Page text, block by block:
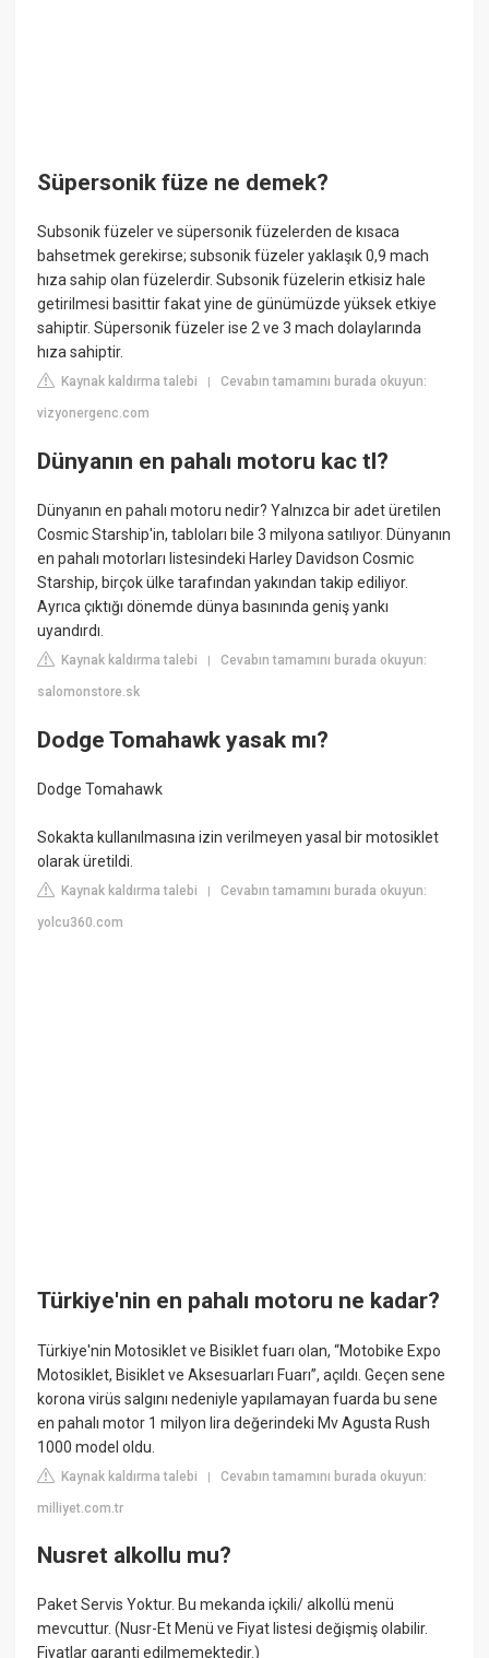
Süpersonik füze ne demek?
Subsonik füzeler ve süpersonik füzelerden de kısaca
bahsetmek gerekirse; subsonik füzeler yaklaşık 0,9 mach
hıza sahip olan füzelerdir. Subsonik füzelerin etkisiz hale
getirilmesi basittir fakat yine de günümüzde yüksek etkiye
sahiptir. Süpersonik füzeler ise 2 ve 3 mach dolaylarında
hıza sahiptir.
Kaynak kaldırma talebi |Cevabın tamamını burada okuyun:
vizyonergenc.com
Dünyanın en pahalı motoru kac tl?
Dünyanın en pahalı motoru nedir? Yalnızca bir adet üretilen
Cosmic Starship'in, tabloları bile 3 milyona satılıyor. Dünyanın
en pahalı motorları listesindeki Harley Davidson Cosmic
Starship, birçok ülke tarafından yakından takip ediliyor.
Ayrıca çıktığı dönemde dünya basınında geniş yankı
uyandırdı.
Kaynak kaldırma talebi |Cevabın tamamını burada okuyun:
salomonstore.sk
Dodge Tomahawk yasak mı?
Dodge Tomahawk
Sokakta kullanılmasına izin verilmeyen yasal bir motosiklet
olarak üretildi.
Kaynak kaldırma talebi |Cevabın tamamını burada okuyun:
yolcu360.com
Türkiye'nin en pahalı motoru ne kadar?
Türkiye'nin Motosiklet ve Bisiklet fuarı olan, “Motobike Expo
Motosiklet, Bisiklet ve Aksesuarları Fuarı”, açıldı. Geçen sene
korona virüs salgını nedeniyle yapılamayan fuarda bu sene
en pahalı motor 1 milyon lira değerindeki Mv Agusta Rush
1000 model oldu.
Kaynak kaldırma talebi |Cevabın tamamını burada okuyun:
milliyet.com.tr
Nusret alkollu mu?
Paket Servis Yoktur. Bu mekanda içkili/ alkollü menü
mevcuttur. (Nusr-Et Menü ve Fiyat listesi değişmiş olabilir.
Fiyatlar garanti edilmemektedir.)